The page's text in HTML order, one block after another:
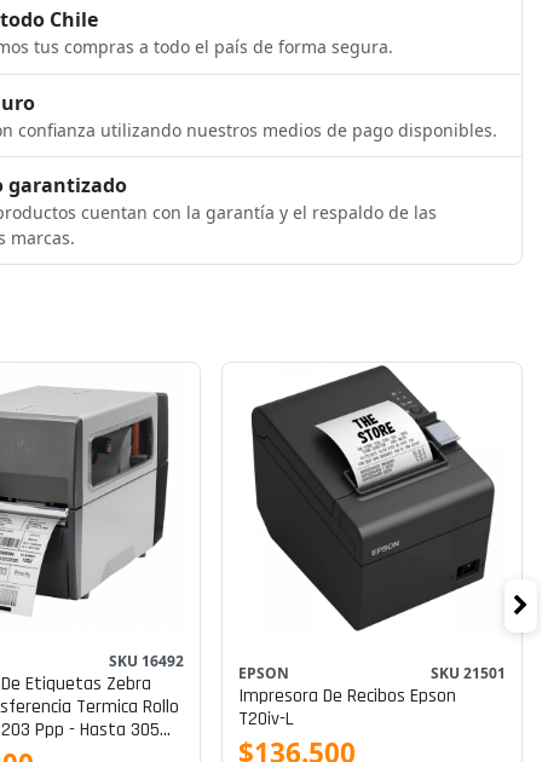
Chile
tus compras a todo el país de forma segura.
confianza utilizando nuestros medios de pago disponibles.
garantizado
cuentan con la garantía y el respaldo de las
marcas.
SKU 16492
Etiquetas Zebra
Termica Rollo
Ppp - Hasta 305
- Usb, Lan, Serial,
EPSON SKU 21501
Impresora De Recibos Epson
T20iv-L
$136.500